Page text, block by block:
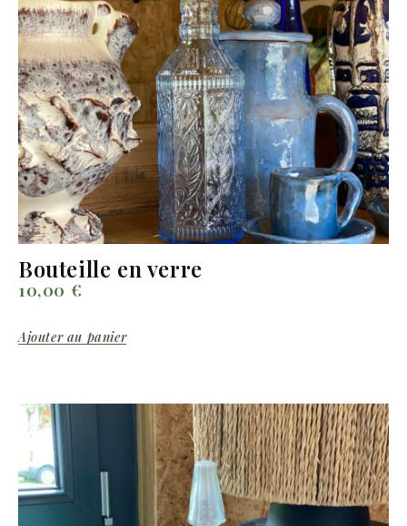
Bouteille en verre
10,00 €
Ajouter au panier